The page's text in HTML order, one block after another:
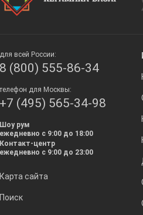
для всей России:
8 (800) 555-86-34
телефон для Москвы:
+7 (495) 565-34-98
Шоу рум
ежедневно с 9:00 до 18:00
Контакт-центр
ежедневно с 9:00 до 23:00
Карта сайта
Поиск